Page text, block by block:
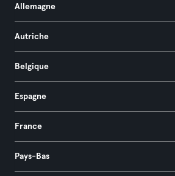
Allemagne
Autriche
Belgique
Espagne
France
Pays-Bas